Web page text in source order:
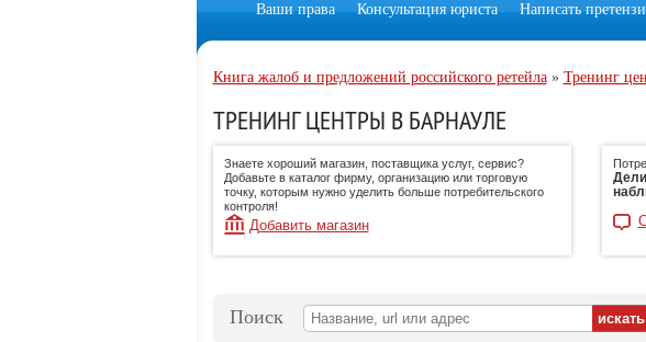
Ваши права Консультация юриста Написать
Книга жалоб и предложений российского ретейла» Тренинг
ТРЕНИНГ ЦЕНТРЫ В БАРНАУЛЕ
Знаете хороший магазин, поставщика услуг, сервис?
Добавьте в каталог фирму, организацию или торговую
точку, которым нужно уделить больше потребительского
контроля!
Добавить магазин
Поиск